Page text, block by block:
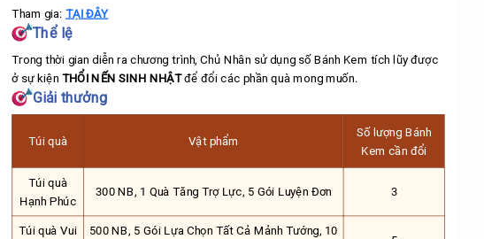
Tham gia: TẠI ĐÂY
Thể lệ
Trong thời gian diễn ra chương trình, Chủ Nhân sử dụng số Bánh Kem tích lũy được
ở sự kiện THỔI NẾN SINH NHẬTđể đổi các phần quà mong muốn.
Giải thưởng
Túi quà Vật phẩm
Số lượng Bánh
Kem cần đổi
Túi quà
Hạnh Phúc
300 NB, 1 Quà Tăng Trợ Lực, 5 Gói Luyện Đơn 3
Túi quà Vui
500 NB, 5 Gói Lựa Chọn Tất Cả Mảnh Tướng, 10